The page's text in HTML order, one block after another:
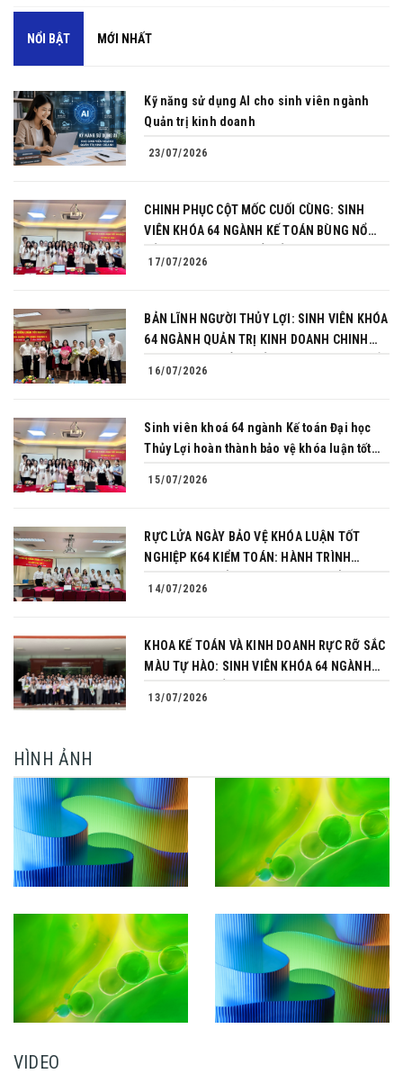
NỔI BẬT MỚI NHẤT
Kỹ năng sử dụng AI cho sinh viên ngành
Quản trị kinh doanh
23/07/2026
CHINH PHỤC CỘT MỐC CUỐI CÙNG: SINH
VIÊN KHÓA 64 NGÀNH KẾ TOÁN BÙNG NỔ
TỐT NGHIỆP
17/07/2026
BẢN LĨNH NGƯỜI THỦY LỢI: SINH VIÊN KHÓA
64 NGÀNH QUẢN TRỊ KINH DOANH CHINH
NGHIỆP
16/07/2026
Sinh viên khoá 64 ngành Kế toán Đại học
Thủy Lợi hoàn thành bảo vệ khóa luận tốt
15/07/2026
RỰC LỬA NGÀY BẢO VỆ KHÓA LUẬN TỐT
NGHIỆP K64 KIỂM TOÁN: HÀNH TRÌNH
PHONG
14/07/2026
KHOA KẾ TOÁN VÀ KINH DOANH RỰC RỠ SẮC
MÀU TỰ HÀO: SINH VIÊN KHÓA 64 NGÀNH
CÔNG KHÓA LUẬN TỐT NGHIỆP
13/07/2026
HÌNH ẢNH
VIDEO